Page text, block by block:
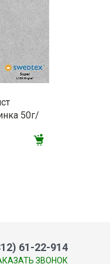
50г/
61-22-914
ЗВОНОК